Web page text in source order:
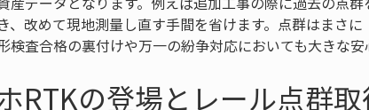
、改めて現地測量し直す手間を省けます。点群はまさ
検査合格の裏付けや万一の紛争対応においても大きな安
RTKの登場とレール点群